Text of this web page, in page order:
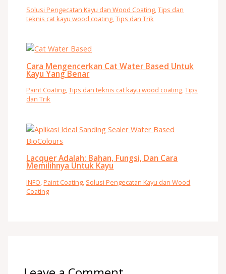
Solusi Pengecatan Kayu dan Wood Coating,Tips dan
teknis cat kayu wood coating,Tips dan Trik
Cara Mengencerkan Cat Water Based Untuk
Kayu Yang Benar
Paint Coating,Tips dan teknis cat kayu wood coating,Tips
dan Trik
Lacquer Adalah: Bahan, Fungsi, Dan Cara
Memilihnya Untuk Kayu
INFO,Paint Coating, Solusi Pengecatan Kayu dan Wood
Coating